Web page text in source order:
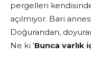
pergelleri
açılmıyor. Bari
Doğurandan,
Ne ki ‘Bunca varlık